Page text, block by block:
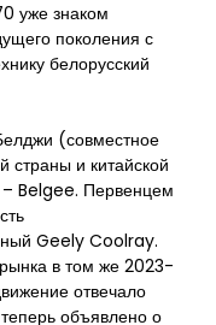
уже знаком
поколения с
белорусский
(совместное
страны и китайской
Belgee. Первенцем
Geely Coolray.
в том же 2023-
отвечало
объявлено о